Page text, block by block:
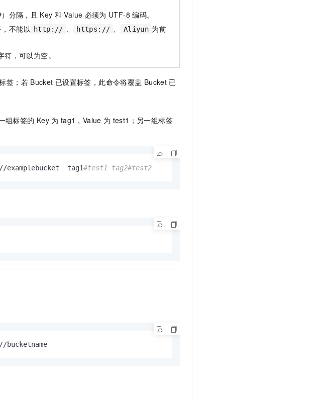
分隔，且 Key 和 Value 必须为 UTF-8 编码。
不能以 http:// 、 https:// 、 Aliyun 为前
符，可以为空。
签；若 Bucket 已设置标签，此命令将覆盖 Bucket 已
组标签的 Key 为 tag1，Value 为 test1；另一组标签
tag1#test1 tag2#test2